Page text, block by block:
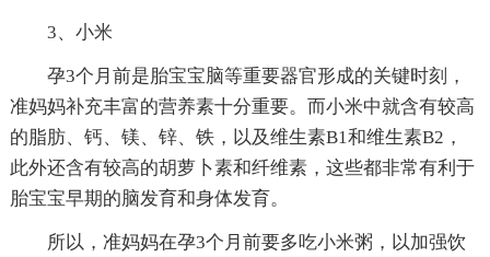
3、小米
孕3个月前是胎宝宝脑等重要器官形成的关键时刻，
准妈妈补充丰富的营养素十分重要。而小米中就含有较高
的脂肪、钙、镁、锌、铁，以及维生素B1和维生素B2，
此外还含有较高的胡萝卜素和纤维素，这些都非常有利于
胎宝宝早期的脑发育和身体发育。
所以，准妈妈在孕3个月前要多吃小米粥，以加强饮